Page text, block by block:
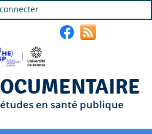
en santé publique